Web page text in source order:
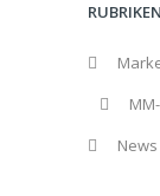
RUBRIKEN
News